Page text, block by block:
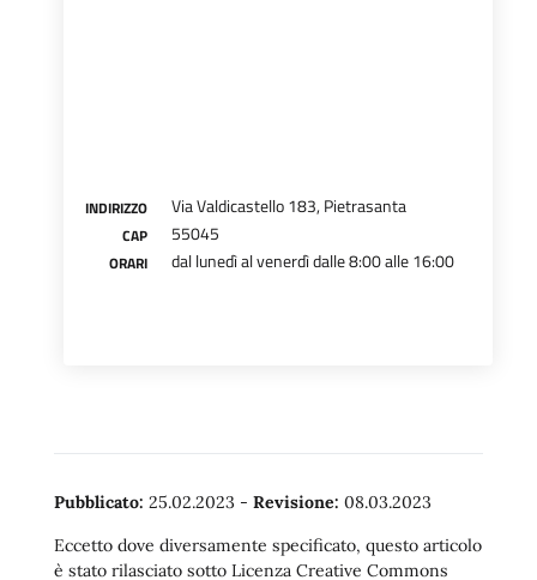
INDIRIZZO Via Valdicastello 183, Pietrasanta
CAP 55045
ORARI dal lunedì al venerdì dalle 8:00 alle 16:00
Pubblicato: 25.02.2023 - Revisione: 08.03.2023
Eccetto dove diversamente specificato, questo articolo
è stato rilasciato sotto Licenza Creative Commons